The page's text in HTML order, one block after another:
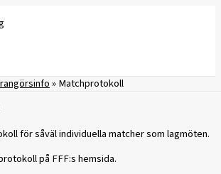
»Matchprotokoll
för såväl individuella matcher som lagmöten.
på FFF:s hemsida.